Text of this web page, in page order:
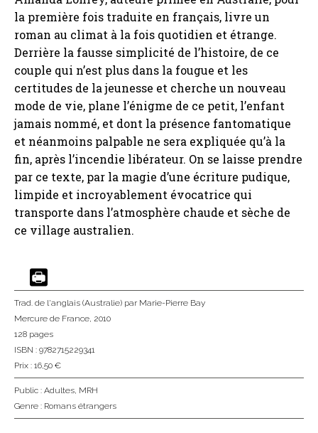
la première fois traduite en français, livre un
roman au climat à la fois quotidien et étrange.
Derrière la fausse simplicité de l’histoire, de ce
couple qui n’est plus dans la fougue et les
certitudes de la jeunesse et cherche un nouveau
mode de vie, plane l’énigme de ce petit, l’enfant
jamais nommé, et dont la présence fantomatique
et néanmoins palpable ne sera expliquée qu’à la
fin, après l’incendie libérateur. On se laisse prendre
par ce texte, par la magie d’une écriture pudique,
limpide et incroyablement évocatrice qui
transporte dans l’atmosphère chaude et sèche de
ce village australien.
Trad. de l'anglais (Australie) par Marie-Pierre Bay
Mercure de France, 2010
128 pages
ISBN : 9782715229341
Prix : 16,50 €
Public : Adultes, MRH
Genre : Romans étrangers